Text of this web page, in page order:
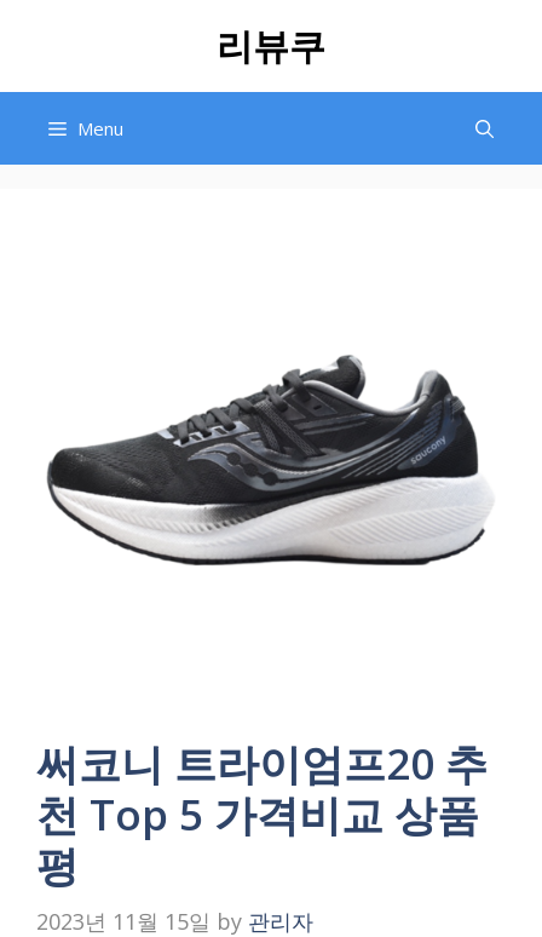
리뷰쿠
Menu
써코니 트라이엄프20 추
천 Top 5 가격비교 상품
평
2023년 11월 15일 by 관리자